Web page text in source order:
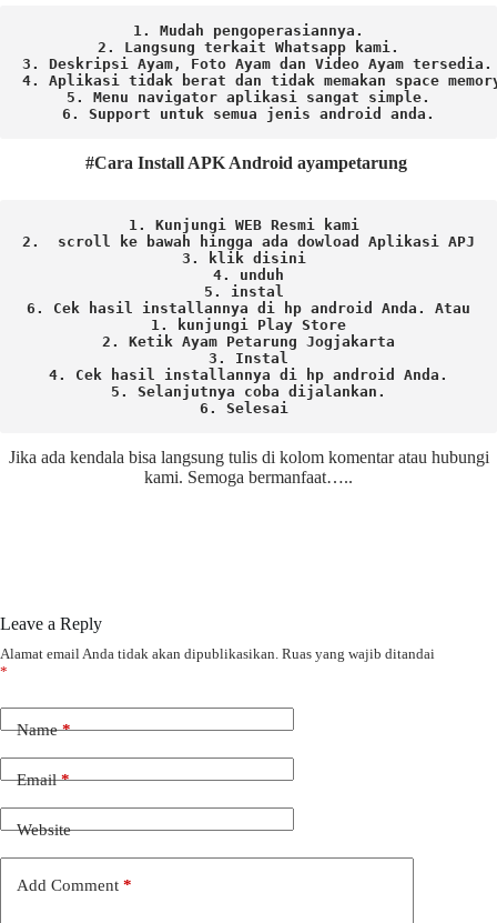
1. Mudah pengoperasiannya.
2. Langsung terkait Whatsapp kami.
3. Deskripsi Ayam, Foto Ayam dan Video Ayam tersedia.
4. Aplikasi tidak berat dan tidak memakan space
5. Menu navigator aplikasi sangat simple.
6. Support untuk semua jenis android anda.
#Cara Install APK Android ayampetarung
1. Kunjungi WEB Resmi kami
2.  scroll ke bawah hingga ada dowload Aplikasi APJ
3. klik disini
4. unduh
5. instal
6. Cek hasil installannya di hp android Anda. Atau
1. kunjungi Play Store
2. Ketik Ayam Petarung Jogjakarta
3. Instal
4. Cek hasil installannya di hp android Anda.
5. Selanjutnya coba dijalankan.
6. Selesai
Jika ada kendala bisa langsung tulis di kolom komentar atau hubungi
kami. Semoga bermanfaat…..
Leave a Reply
Alamat email Anda tidak akan dipublikasikan. Ruas yang wajib ditandai
*
Name*
Email*
Website
Add Comment *